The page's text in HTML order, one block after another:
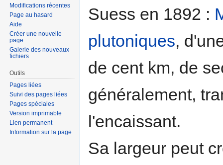
Suess en 1892 :
plutoniques,
de cent km, de
généralement,
l'encaissant.
Sa largeur peut
Modifications récentes
Page au hasard
Aide
Créer une nouvelle
page
Galerie des nouveaux
fichiers
Outils
Pages liées
Suivi des pages liées
Pages spéciales
Version imprimable
Lien permanent
Information sur la page